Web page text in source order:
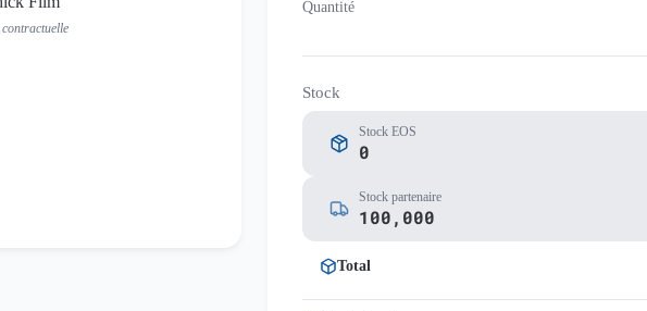
Quantité
Stock
Stock EOS
0
Stock partenaire
100,000
Total